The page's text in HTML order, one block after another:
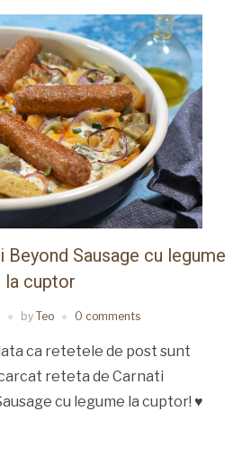
Beyond Sausage cu legume
la cuptor
by Teo 0 comments
ca retetele de post sunt
reteta de Carnati
cu legume la cuptor! ♥